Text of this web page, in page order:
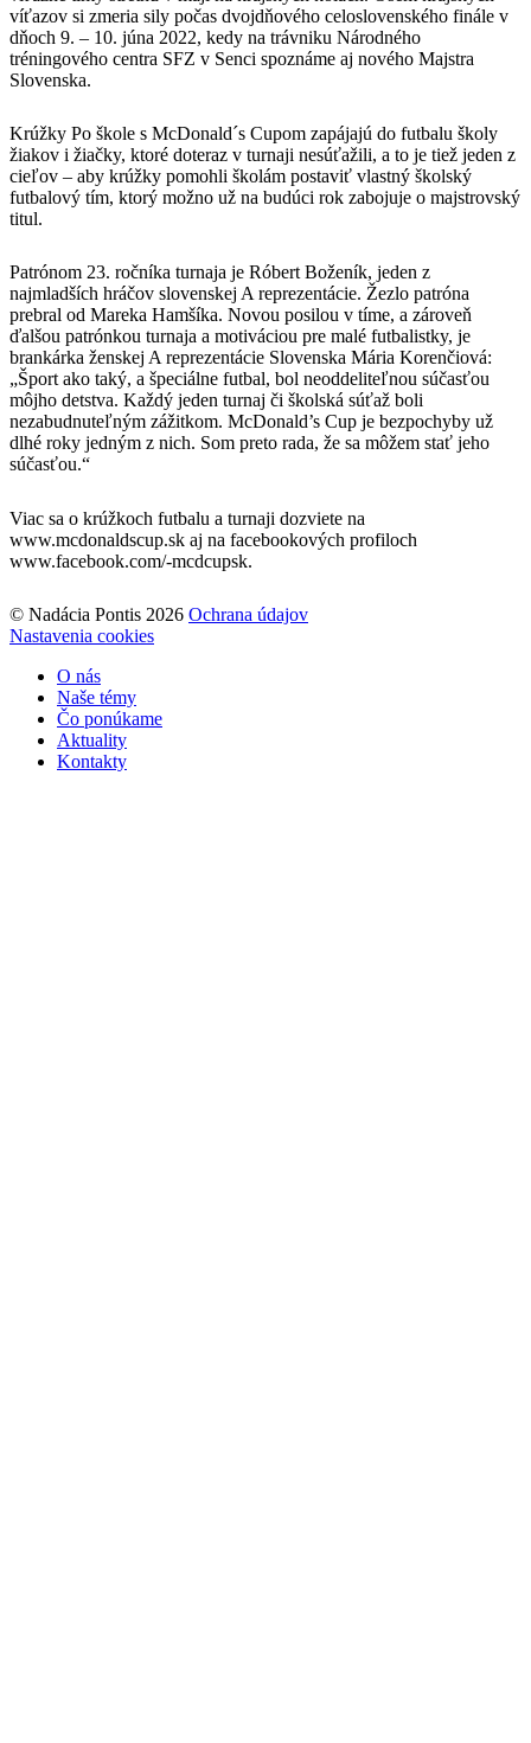
víťazov si zmeria sily počas dvojdňového celoslovenského finále v
dňoch 9. – 10. júna 2022, kedy na trávniku Národného
tréningového centra SFZ v Senci spoznáme aj nového Majstra
Slovenska.
Krúžky Po škole s McDonald´s Cupom zapájajú do futbalu školy
žiakov i žiačky, ktoré doteraz v turnaji nesúťažili, a to je tiež jeden z
cieľov – aby krúžky pomohli školám postaviť vlastný školský
futbalový tím, ktorý možno už na budúci rok zabojuje o majstrovský
titul.
Patrónom 23. ročníka turnaja je Róbert Boženík, jeden z
najmladších hráčov slovenskej A reprezentácie. Žezlo patróna
prebral od Mareka Hamšíka. Novou posilou v tíme, a zároveň
ďalšou patrónkou turnaja a motiváciou pre malé futbalistky, je
brankárka ženskej A reprezentácie Slovenska Mária Korenčiová:
„Šport ako taký, a špeciálne futbal, bol neoddeliteľnou súčasťou
môjho detstva. Každý jeden turnaj či školská súťaž boli
nezabudnuteľným zážitkom. McDonald’s Cup je bezpochyby už
dlhé roky jedným z nich. Som preto rada, že sa môžem stať jeho
súčasťou.“
Viac sa o krúžkoch futbalu a turnaji dozviete na
www.mcdonaldscup.sk aj na facebookových profiloch
www.facebook.com/-mcdcupsk.
© Nadácia Pontis 2026 Ochrana údajov
Nastavenia cookies
O nás
Naše témy
Čo ponúkame
Aktuality
Kontakty